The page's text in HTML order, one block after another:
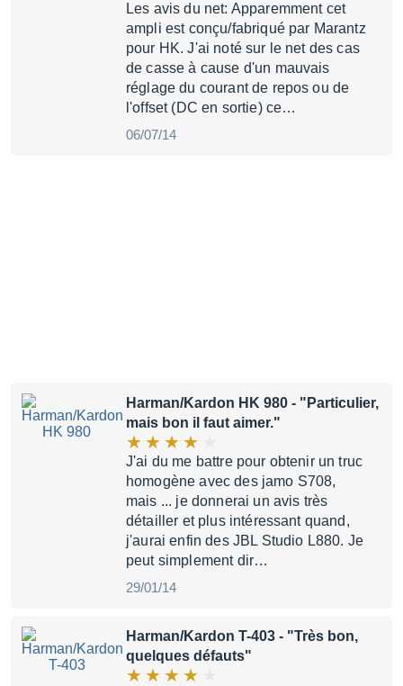
Les avis du net: Apparemment cet
ampli est conçu/fabriqué par Marantz
pour HK. J'ai noté sur le net des cas
de casse à cause d'un mauvais
réglage du courant de repos ou de
l'offset (DC en sortie) ce…
06/07/14
Harman/Kardon HK 980 - "Particulier,
mais bon il faut aimer."
J'ai du me battre pour obtenir un truc
homogène avec des jamo S708,
mais ... je donnerai un avis très
détailler et plus intéressant quand,
j'aurai enfin des JBL Studio L880. Je
peut simplement dir…
29/01/14
Harman/Kardon T-403 - "Très bon,
quelques défauts"